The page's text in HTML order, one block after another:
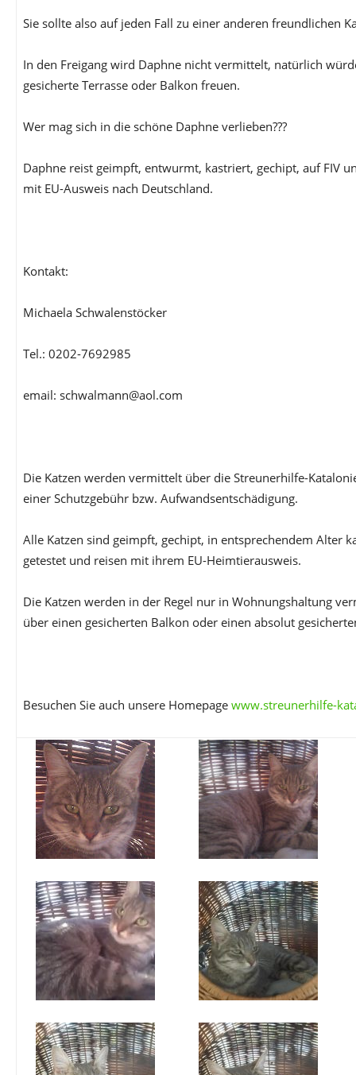
Sie sollte also auf jeden Fall zu einer anderen freundlichen
In den Freigang wird Daphne nicht vermittelt, natürlich
gesicherte Terrasse oder Balkon freuen.
Wer mag sich in die schöne Daphne verlieben???
Daphne reist geimpft, entwurmt, kastriert, gechipt, auf FIV
mit EU-Ausweis nach Deutschland.
Kontakt:
Michaela Schwalenstöcker
Tel.: 0202-7692985
email: schwalmann@aol.com
Die Katzen werden vermittelt über die Streunerhilfe-
einer Schutzgebühr bzw. Aufwandsentschädigung.
Alle Katzen sind geimpft, gechipt, in entsprechendem Alter
getestet und reisen mit ihrem EU-Heimtierausweis.
Die Katzen werden in der Regel nur in Wohnungshaltung
über einen gesicherten Balkon oder einen absolut
Besuchen Sie auch unsere Homepage www.streunerhilfe-